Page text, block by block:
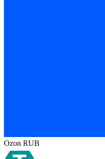
Ozon RUB